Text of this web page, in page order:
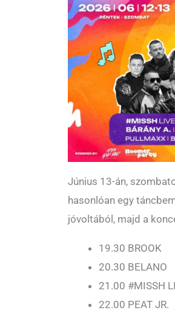
Június 13-án,
hasonlóan egy
jóvoltából, majd a
19.30 BROOK
20.30 BELANO
21.00 #MISSH
22.00 PEAT JR.